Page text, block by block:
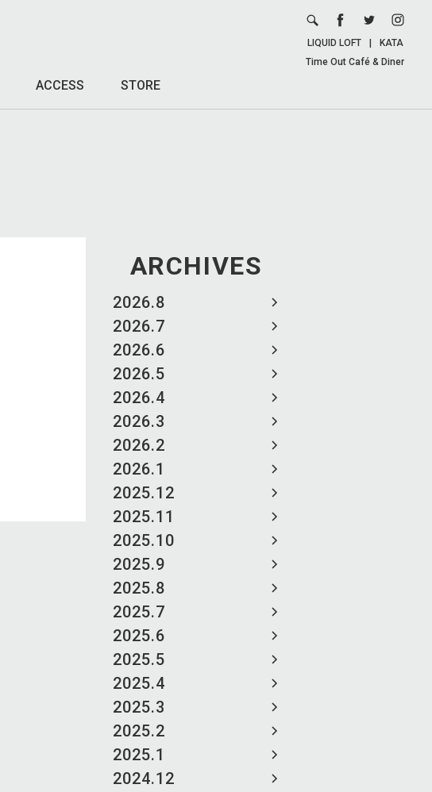
ACCESS STORE
LIQUID LOFT
KATA
Time Out Café & Diner
ARCHIVES
2026.8
2026.7
2026.6
2026.5
2026.4
2026.3
2026.2
2026.1
2025.12
2025.11
2025.10
2025.9
2025.8
2025.7
2025.6
2025.5
2025.4
2025.3
2025.2
2025.1
2024.12